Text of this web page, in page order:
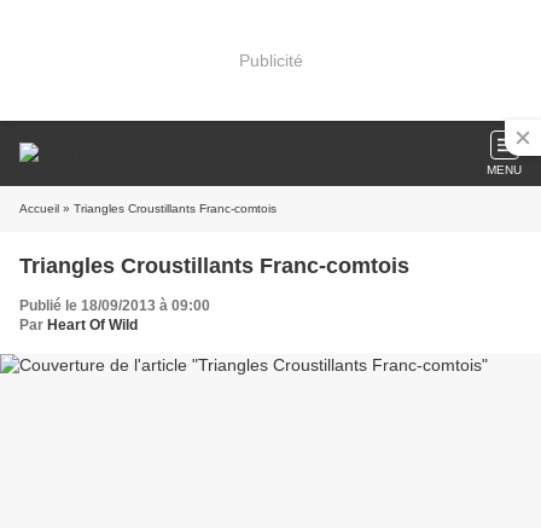
Publicité
MENU
Accueil » Triangles Croustillants Franc-comtois
Triangles Croustillants Franc-comtois
Publié le 18/09/2013 à 09:00
Par Heart Of Wild